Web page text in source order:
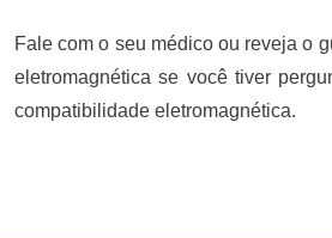
Fale com o seu médico ou reveja o
eletromagnética se você tiver
compatibilidade eletromagnética.